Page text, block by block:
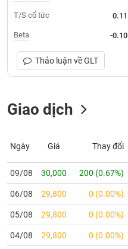
Trạng
thái
phiếu
thị
trường
yết
Niêm
mới
Niêm
yết
bổ
T/S cổ tức 0.11
Beta -0.10
Thảo luận vềGLT
Giao dịch
Ngày Giá Thay đổi
09/08 30,000 200 (0.67%)
06/08 29,800 0 (0.00%)
05/08 29,800 0 (0.00%)
04/08 29,800 0 (0.00%)
NGÀNH
NGHIỆP
CỔ
SINH